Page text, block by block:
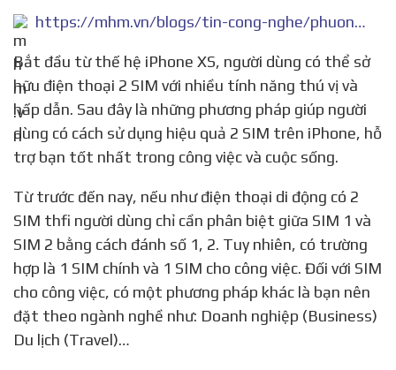
https://mhm.vn/blogs/tin-cong-nghe/phuong-phap-su-dung-hieu-qua-2-sim-tren-iphone
Bắt đầu từ thế hệ iPhone XS, người dùng có thể sở
hữu điện thoại 2 SIM với nhiều tính năng thú vị và
hấp dẫn. Sau đây là những phương pháp giúp người
dùng có cách sử dụng hiệu quả 2 SIM trên iPhone, hỗ
trợ bạn tốt nhất trong công việc và cuộc sống.
Từ trước đến nay, nếu như điện thoại di động có 2
SIM thfi người dùng chỉ cần phân biệt giữa SIM 1 và
SIM 2 bằng cách đánh số 1, 2. Tuy nhiên, có trường
hợp là 1 SIM chính và 1 SIM cho công việc. Đối với SIM
cho công việc, có một phương pháp khác là bạn nên
đặt theo ngành nghề như: Doanh nghiệp (Business)
Du lịch (Travel)…